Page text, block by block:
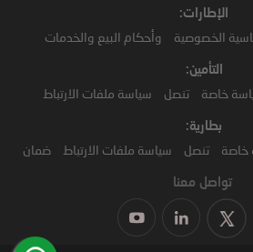
الإطارات:
الخصوصية وأحكام البيع والخدمات
التأمين:
خاصة تنصل سياسة ملفات الارتباط
بطارية:
خاصة تنصل سياسة ملفات الارتباط ضمان
تواصل معنا